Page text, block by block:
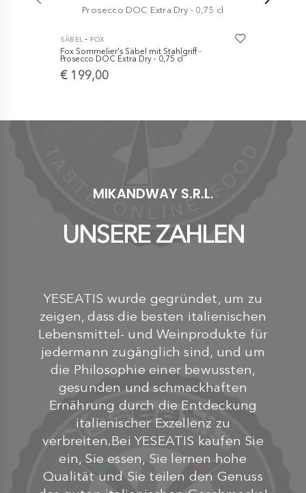
SÄBEL - FOX
Fox Sommelier's Säbel mit Stahlgriff -
Prosecco DOC Extra Dry - 0,75 cl
€ 199,00
MIKANDWAY S.R.L.
UNSERE ZAHLEN
YESEATIS wurde gegründet, um zu
zeigen, dass die besten italienischen
Lebensmittel- und Weinprodukte für
jedermann zugänglich sind, und um
die Philosophie einer bewussten,
gesunden und schmackhaften
Ernährung durch die Entdeckung
italienischer Exzellenz zu
verbreiten.Bei YESEATIS kaufen Sie
ein, Sie essen, Sie lernen hohe
Qualität und Sie teilen den Genuss